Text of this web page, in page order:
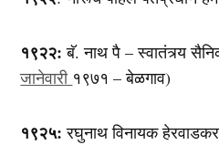
१९२२: बॅ. नाथ पै – स्वातंत्र्य
जानेवारी १९७१ – बेळगाव)
१९२५: रघुनाथ विनायक